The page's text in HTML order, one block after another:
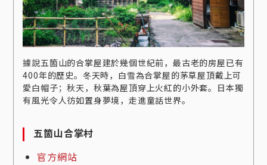
據說五箇山的合掌屋建於幾個世紀前，最古老的房屋已有
400年的歷史。冬天時，白雪為合掌屋的茅草屋頂戴上可
愛白帽子；秋天，秋葉為屋頂穿上火紅的小外套。日本獨
有風光令人彷如置身夢境，走進童話世界。
五箇山合掌村
官方網站